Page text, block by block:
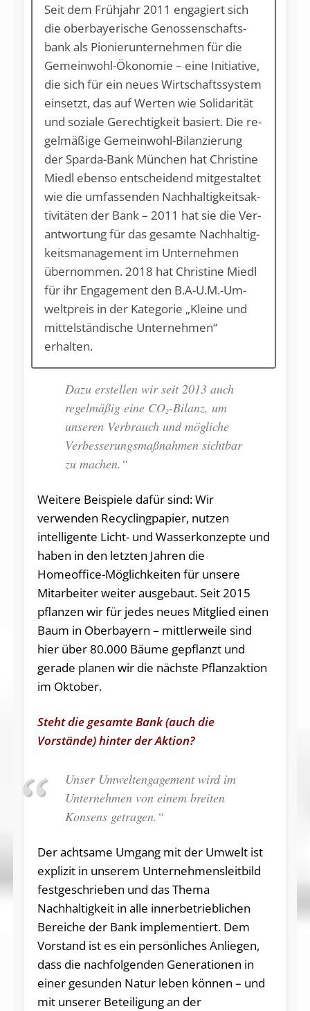
Seit dem Früh­jahr 2011 en­ga­giert sich
die ober­baye­ri­sche Ge­nos­sen­schafts­
bank als Pio­nier­un­ter­neh­men für die
Ge­mein­wohl-Öko­no­mie – ei­ne In­itia­ti­ve,
die sich für ein neu­es Wirt­schafts­sys­tem
ein­setzt, das auf Wer­ten wie So­li­da­ri­tät
und so­zia­le Ge­rech­tig­keit ba­siert. Die re­
gel­mä­ßi­ge Ge­mein­wohl-Bi­lan­zie­rung
der Spar­da-Bank Mün­chen hat Chris­ti­ne
Miedl eben­so ent­schei­dend mit­ge­stal­tet
wie die um­fas­sen­den Nach­hal­tig­keits­ak­
ti­vi­tä­ten der Bank – 2011 hat sie die Ver­
ant­wor­tung für das ge­sam­te Nach­hal­tig­
keits­ma­nage­ment im Un­ter­neh­men
über­nom­men. 2018 hat Chris­ti­ne Miedl
für ihr En­ga­ge­ment den B.A-U.M.-Um­
welt­preis in der Ka­te­go­rie „Klei­ne und
mit­tel­stän­di­sche Un­ter­neh­men“
erhalten.
Dazu erstellen wir seit 2013 auch
regelmäßig eine CO2-Bilanz, um
unseren Verbrauch und mögliche
Verbesserungsmaßnahmen sichtbar
zu machen.“
Weitere Beispiele dafür sind: Wir
verwenden Recyclingpapier, nutzen
intelligente Licht- und Wasserkonzepte und
haben in den letzten Jahren die
Homeoffice-Möglichkeiten für unsere
Mitarbeiter weiter ausgebaut. Seit 2015
pflanzen wir für jedes neues Mitglied einen
Baum in Oberbayern – mittlerweile sind
hier über 80.000 Bäume gepflanzt und
gerade planen wir die nächste Pflanzaktion
im Oktober.
Steht die gesamte Bank (auch die
Vorstände) hinter der Aktion?
Unser Umweltengagement wird im
Unternehmen von einem breiten
Konsens getragen.“
Der achtsame Umgang mit der Umwelt ist
explizit in unserem Unternehmensleitbild
festgeschrieben und das Thema
Nachhaltigkeit in alle innerbetrieblichen
Bereiche der Bank implementiert. Dem
Vorstand ist es ein persönliches Anliegen,
dass die nachfolgenden Generationen in
einer gesunden Natur leben können – und
mit unserer Beteiligung an der